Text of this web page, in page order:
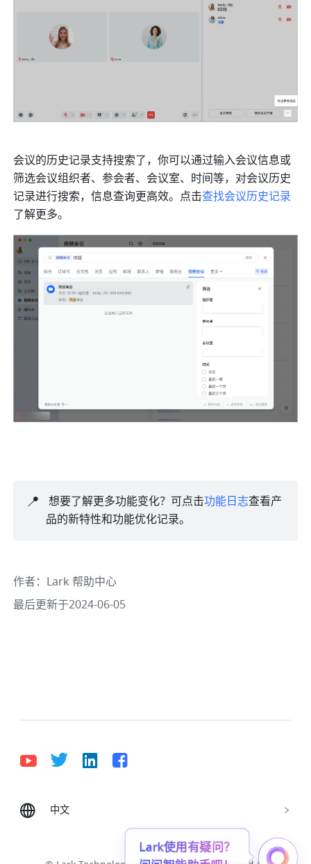
会议的历史记录支持搜索了，你可以通过输入会议信息或
筛选会议组织者、参会者、会议室、时间等，对会议历史
记录进行搜索，信息查询更高效。点击查找会议历史记录
了解更多。
📍 想要了解更多功能变化？可点击功能日志查看产
品的新特性和功能优化记录。
作者： Lark 帮助中心
最后更新于2024-06-05
中文
Deutsch English
Español
Português (Brasil)
Lark使用有疑问？